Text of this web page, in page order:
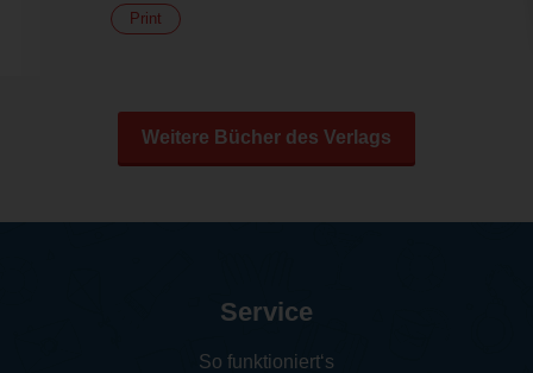
Print
Weitere Bücher des Verlags
Service
So funktioniert‘s